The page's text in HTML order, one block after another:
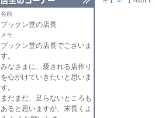
名前
ブックン堂の店長
メモ
ブックン堂の店長でございま
す
みなさまに、愛される店作り
を心がけていきたいと思いま
す
まだまだ、足らないところも
あると思いますが、末長くよ